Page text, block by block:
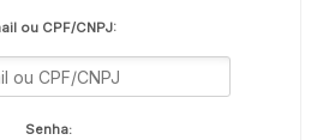
ou CPF/CNPJ:
Senha: